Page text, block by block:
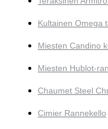
Kultainen Omega
Miesten Candino
Miesten Hublot-
Chaumet Steel
Cimier Rannekello